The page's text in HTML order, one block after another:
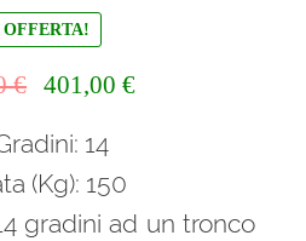
€
originale
era:
594,00 €.
401,00 €Il
14
(Kg): 150
gradini ad un tronco